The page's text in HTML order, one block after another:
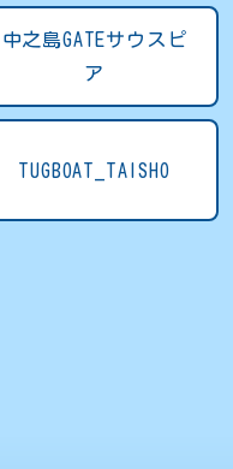
中之島GATEサウスピ
ア
TUGBOAT_TAISHO